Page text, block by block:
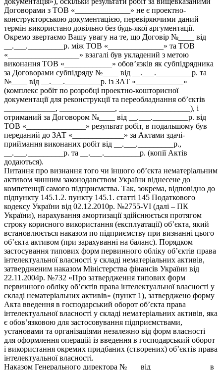
Договорами з ТОВ «______________» не є проектно-
конструкторською документацією, перевіряючими даний
термін використано довільно без будь-якої аргументації.
Окремо звертаємо Вашу увагу на те, що Договір №____ від
__.___._________р. між ТОВ «______________» та ТОВ
«__________________» взагалі був укладений з метою
виконання ТОВ «____________» обов’язків як субпідрядника
за Договорами субпідряду №____ від __.___._________р. та
№____ від __.___._________р. із ЗАТ «____________»
(комплекс робіт по розробці проектно-кошторисної
документації для реконструкції та переобладнання об’єктів
_____________, ______________, __________________), і
отриманий за Договором №____ від __.___._________р. від
ТОВ «_______________» результат робіт, в подальшому був
переданий до ЗАТ «_____________» за Актами здачі-
приймання виконаних робіт від __.___._________р.,
__.___._________р. та __.___._________р. (копії Актів
додаються).
Питання про визнання того чи іншого об’єкта нематеріальним
активом чинним законодавством України віднесене до
компетенції самого підприємства. Так, зокрема, відповідно до
підпункту 145.1.2. пункту 145.1. статті 145 Податкового
кодексу України від 02.12.2010р. №2755-VI (далі – ПК
України), нарахування амортизації здійснюється протягом
строку корисного використання (експлуатації) об’єкта, який
встановлюється наказом по підприємству при визнанні цього
об’єкта активом (при зарахуванні на баланс). Порядком
застосування типових форм первинного обліку об’єктів права
інтелектуальної власності у складі нематеріальних активів,
затвердженим наказом Міністерства фінансів України від
22.11.2004р. №732 «Про затвердження типових форм
первинного обліку об’єктів права інтелектуальної власності у
складі нематеріальних активів» (пункт 1), затверджено форму
Акта введення в господарський оборот об’єкта права
інтелектуальної власності у складі нематеріальних активів, яка
є обов’язковою для застосовування підприємствами,
установами та організаціями незалежно від форм власності
для оформлення операцій із введення в господарський оборот
і використання окремих придбаних (створених) об’єктів права
інтелектуальної власності.
Наказом Генерального директора №___ від ______________ в